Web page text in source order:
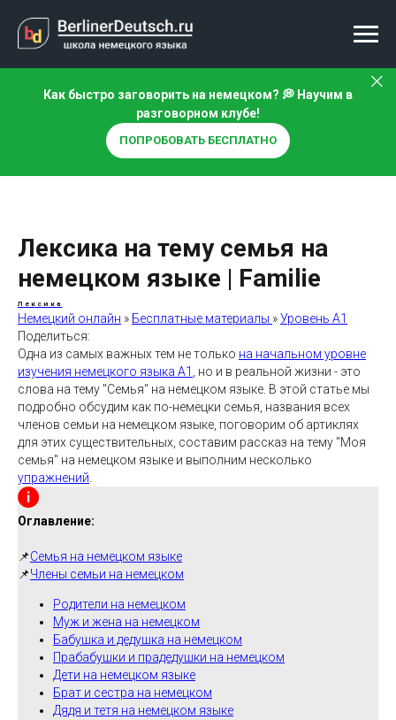
Как быстро заговорить на немецком? 💭 Научим в
разговорном клубе!
ПОПРОБОВАТЬ БЕСПЛАТНО
Лексика на тему семья на
немецком языке | Familie
Лексика
Немецкий онлайн » Бесплатные материалы »Уровень А1
Поделиться:
Одна из самых важных тем не только на начальном уровне
изучения немецкого языка А1 , но и в реальной жизни - это
слова на тему "Семья" на немецком языке. В этой статье мы
подробно обсудим как по-немецки семья, названия всех
членов семьи на немецком языке, поговорим об артиклях
для этих существительных, составим рассказ на тему "Моя
семья" на немецком языке и выполним несколько
упражнений.
Оглавление:
📌Семья на немецком языке
📌Члены семьи на немецком
Родители на немецком
Муж и жена на немецком
Бабушка и дедушка на немецком
Прабабушки и прадедушки на немецком
Дети на немецком языке
Брат и сестра на немецком
Дядя и тетя на немецком языке